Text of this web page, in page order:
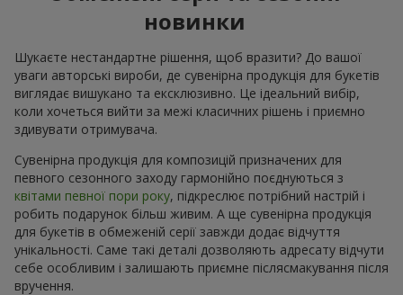
новинки
Шукаєте нестандартне рішення, щоб вразити? До вашої
уваги авторські вироби, де сувенірна продукція для букетів
виглядає вишукано та ексклюзивно. Це ідеальний вибір,
коли хочеться вийти за межі класичних рішень і приємно
здивувати отримувача.
Сувенірна продукція для композицій призначених для
певного сезонного заходу гармонійно поєднуються з
квітами певної пори року, підкреслює потрібний настрій і
робить подарунок більш живим. А ще сувенірна продукція
для букетів в обмеженій серії завжди додає відчуття
унікальності. Саме такі деталі дозволяють адресату відчути
себе особливим і залишають приємне післясмакування після
вручення.